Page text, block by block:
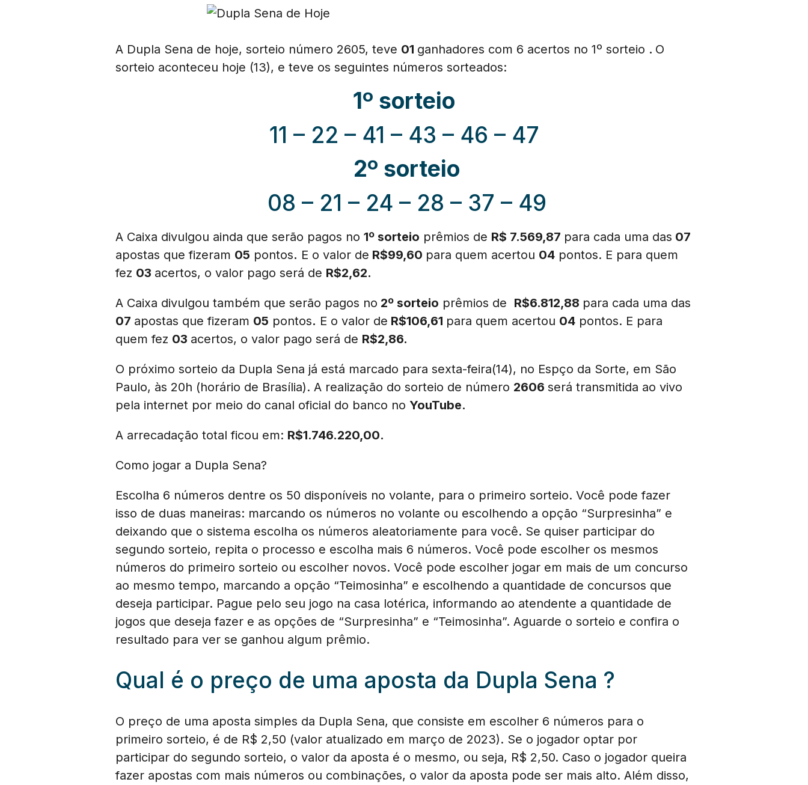
A Dupla Sena de hoje, sorteio número 2605, teve 01 ganhadores com 6 acertos no 1º sorteio . O
sorteio aconteceu hoje (13), e teve os seguintes números sorteados:
1º sorteio
11 – 22 – 41 – 43 – 46 – 47
2º sorteio
08 – 21 – 24 – 28 – 37 – 49
A Caixa divulgou ainda que serão pagos no 1º sorteio prêmios de R$ 7.569,87 para cada uma das 07
apostas que fizeram 05 pontos. E o valor de R$99,60 para quem acertou 04 pontos. E para quem
fez 03 acertos, o valor pago será de R$2,62.
A Caixa divulgou também que serão pagos no 2º sorteio prêmios de R$6.812,88 para cada uma das
07 apostas que fizeram 05 pontos. E o valor de R$106,61 para quem acertou 04 pontos. E para
quem fez 03 acertos, o valor pago será de R$2,86.
O próximo sorteio da Dupla Sena já está marcado para sexta-feira(14), no Espço da Sorte, em São
Paulo, às 20h (horário de Brasília). A realização do sorteio de número 2606 será transmitida ao vivo
pela internet por meio do canal oficial do banco no YouTube.
A arrecadação total ficou em: R$1.746.220,00.
Como jogar a Dupla Sena?
Escolha 6 números dentre os 50 disponíveis no volante, para o primeiro sorteio. Você pode fazer
isso de duas maneiras: marcando os números no volante ou escolhendo a opção “Surpresinha” e
deixando que o sistema escolha os números aleatoriamente para você. Se quiser participar do
segundo sorteio, repita o processo e escolha mais 6 números. Você pode escolher os mesmos
números do primeiro sorteio ou escolher novos. Você pode escolher jogar em mais de um concurso
ao mesmo tempo, marcando a opção “Teimosinha” e escolhendo a quantidade de concursos que
deseja participar. Pague pelo seu jogo na casa lotérica, informando ao atendente a quantidade de
jogos que deseja fazer e as opções de “Surpresinha” e “Teimosinha”. Aguarde o sorteio e confira o
resultado para ver se ganhou algum prêmio.
Qual é o preço de uma aposta da Dupla Sena ?
O preço de uma aposta simples da Dupla Sena, que consiste em escolher 6 números para o
primeiro sorteio, é de R$ 2,50 (valor atualizado em março de 2023). Se o jogador optar por
participar do segundo sorteio, o valor da aposta é o mesmo, ou seja, R$ 2,50. Caso o jogador queira
fazer apostas com mais números ou combinações, o valor da aposta pode ser mais alto. Além disso,